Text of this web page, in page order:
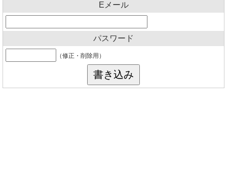
Eメール
パスワード
（修正・削除用）